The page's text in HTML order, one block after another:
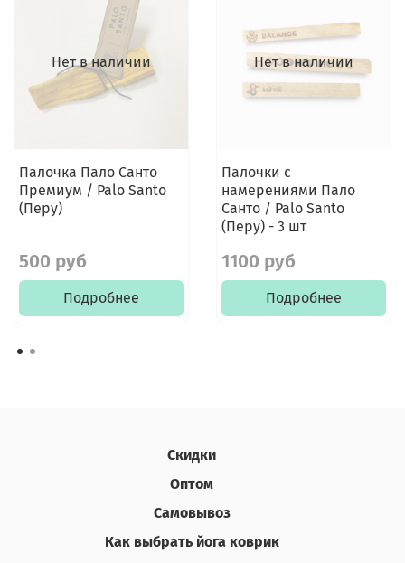
Нет в наличии
Палочка Пало Санто
Премиум / Palo Santo
(Перу)
500 руб
Подробнее
Нет в наличии
Палочки с
намерениями Пало
Санто / Palo Santo
(Перу) - 3 шт
1100 руб
Подробнее
Скидки
Оптом
Самовывоз
Как выбрать йога коврик